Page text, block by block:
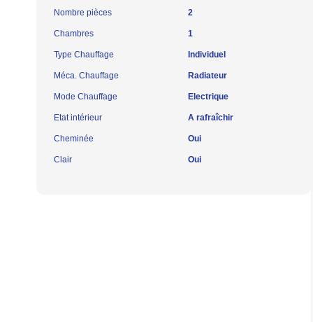
Nombre pièces 2
Chambres 1
Type Chauffage Individuel
Méca. Chauffage Radiateur
Mode Chauffage Electrique
Etat intérieur A rafraîchir
Cheminée Oui
Clair Oui